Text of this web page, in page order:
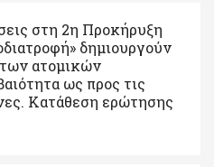
στη 2η Προκήρυξη
δημιουργούν
ατομικών
ως προς τις
Κατάθεση ερώτησης